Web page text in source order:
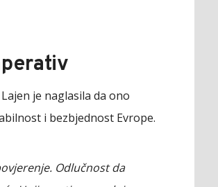
je naglasila da ono
i bezbjednost Evrope.
Odlučnost da